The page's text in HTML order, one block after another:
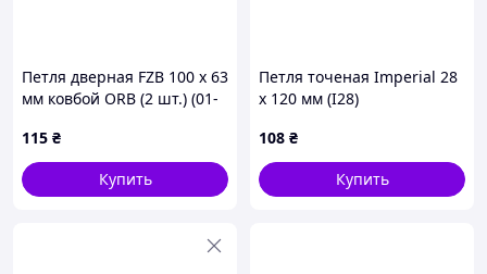
Петля дверная FZB 100 x 63
мм ковбой ORB (2 шт.) (01-
115 ₴
Купить
Петля точеная Imperial 28
x 120 мм (I28)
108 ₴
Купить